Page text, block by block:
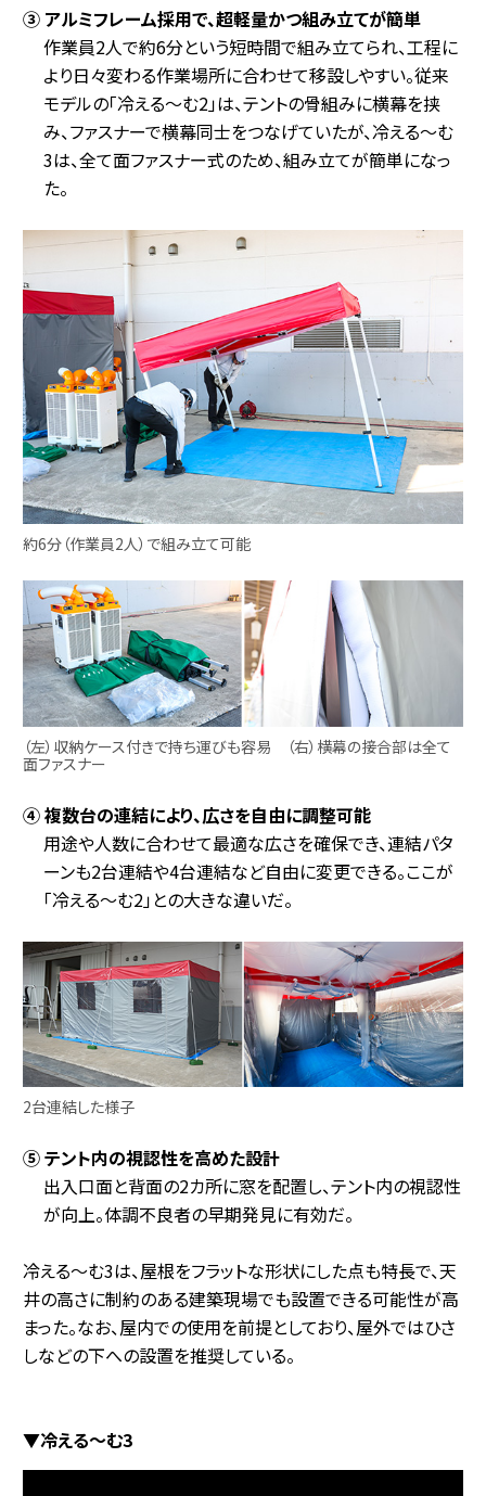
③ アルミフレーム採用で、超軽量かつ組み立てが簡単
作業員2人で約6分という短時間で組み立てられ、工程に
より日々変わる作業場所に合わせて移設しやすい。従来
モデルの「冷える～む2」は、テントの骨組みに横幕を挟
み、ファスナーで横幕同士をつなげていたが、冷える～む
3は、全て面ファスナー式のため、組み立てが簡単になっ
た。
約6分（作業員2人）で組み立て可能
（左）収納ケース付きで持ち運びも容易 （右）横幕の接合部は全て
面ファスナー
④ 複数台の連結により、広さを自由に調整可能
用途や人数に合わせて最適な広さを確保でき、連結パタ
ーンも2台連結や4台連結など自由に変更できる。ここが
「冷える～む2」との大きな違いだ。
2台連結した様子
⑤ テント内の視認性を高めた設計
出入口面と背面の2カ所に窓を配置し、テント内の視認性
が向上。体調不良者の早期発見に有効だ。
冷える～む3は、屋根をフラットな形状にした点も特長で、天
井の高さに制約のある建築現場でも設置できる可能性が高
まった。なお、屋内での使用を前提としており、屋外ではひさ
しなどの下への設置を推奨している。
▼冷える～む3